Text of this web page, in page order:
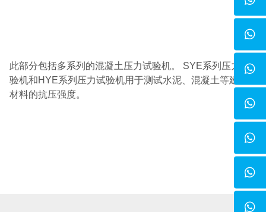
此部分包括多系列的混凝土压力试验机。 SYE系列压力试
验机和HYE系列压力试验机用于测试水泥、混凝土等建筑
材料的抗压强度。